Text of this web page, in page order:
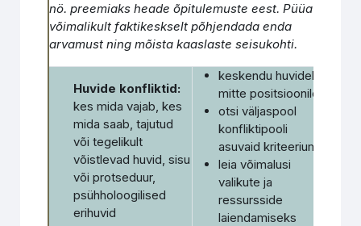
nö. preemiaks heade õpitulemuste eest. Püüa
võimalikult faktikeskselt põhjendada enda
arvamust ning mõista kaaslaste seisukohti.
Huvide konfliktid:
kes mida vajab, kes
mida saab, tajutud
või tegelikult
võistlevad huvid, sisu
või protseduur,
psühholoogilised
erihuvid
keskendu huvidele,
mitte positsioonile
otsi väljaspool
konfliktipooli
asuvaid kriteeriume
leia võimalusi
valikute ja
ressursside
laiendamiseks